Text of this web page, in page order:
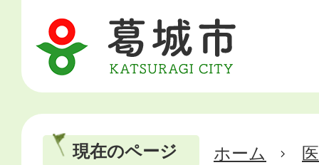
現在のページ ホーム